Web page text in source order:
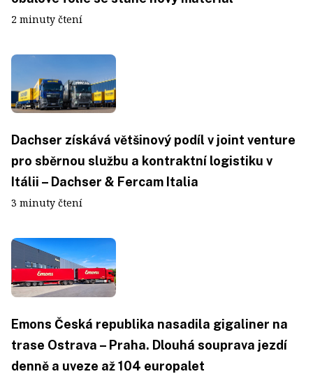
2 minuty čtení
Dachser získává většinový podíl v joint venture
pro sběrnou službu a kontraktní logistiku v
Itálii – Dachser & Fercam Italia
3 minuty čtení
Emons Česká republika nasadila gigaliner na
trase Ostrava – Praha. Dlouhá souprava jezdí
denně a uveze až 104 europalet